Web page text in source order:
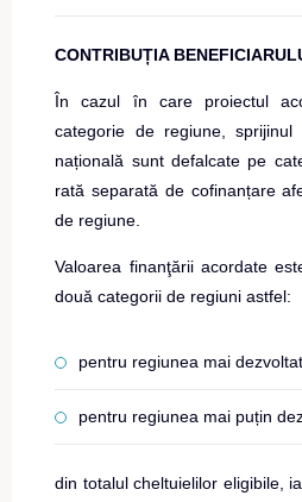
CONTRIBUȚIA
În cazul în care proiectul
categorie de regiune, sprijinul
națională sunt defalcate pe
rată separată de cofinanțare
de regiune.
Valoarea finanţării acordate
două categorii de regiuni astfel:
pentru regiunea mai
pentru regiunea mai puțin
din totalul cheltuielilor eligibile,